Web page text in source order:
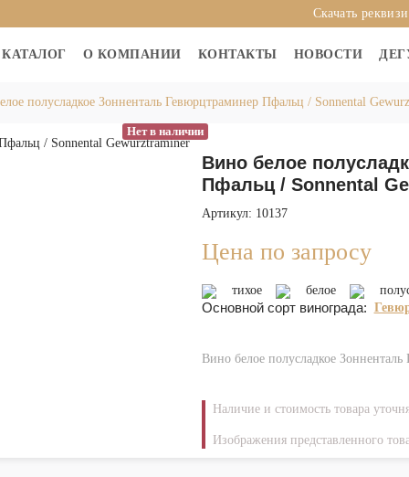
Скачать
КАТАЛОГ О КОМПАНИИ КОНТАКТЫ НОВОСТИ
полусладкое Зонненталь Гевюрцтраминер Пфальц / Sonnental
Нет в наличии
Вино белое
Пфальц / Sonnental
Артикул: 10137
Цена по запросу
тихое белое
Основной сорт винограда:
Вино белое полусладкое
Наличие и стоимость товара
Изображения представленного